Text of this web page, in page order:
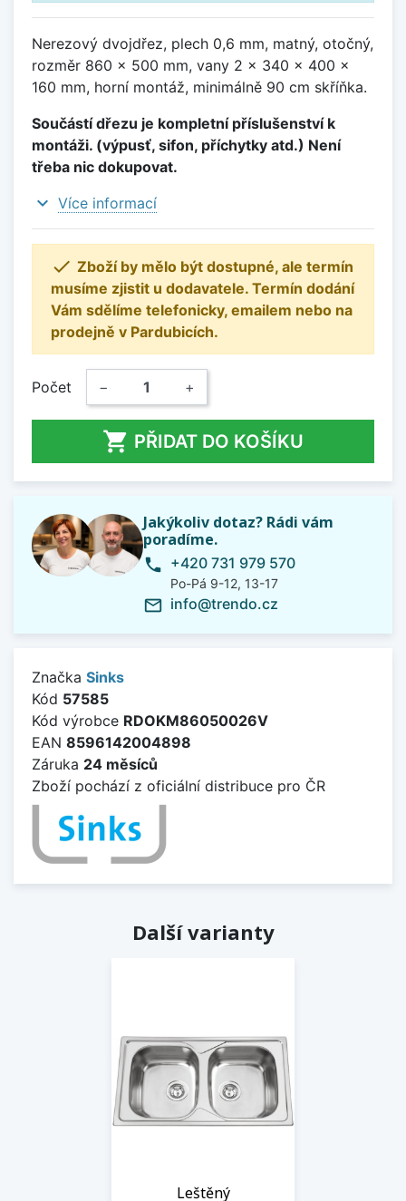
Nerezový dvojdřez, plech 0,6 mm, matný, otočný,
rozměr 860 x 500 mm, vany 2 x 340 x 400 x
160 mm, horní montáž, minimálně 90 cm skříňka.
Součástí dřezu je kompletní příslušenství k
montáži. (výpusť, sifon, příchytky atd.) Není
třeba nic dokupovat.
expand_more Více informací
 Zboží by mělo být dostupné, ale termín
musíme zjistit u dodavatele. Termín dodání
Vám sdělíme telefonicky, emailem nebo na
prodejně v Pardubicích.
Počet − +
 PŘIDAT DO KOŠÍKU
Jakýkoliv dotaz? Rádi vám
poradíme.
phone +420 731 979 570
Po-Pá 9-12, 13-17
mail_outline info@trendo.cz
Značka Sinks
Kód 57585
Kód výrobce RDOKM86050026V
EAN 8596142004898
Záruka 24 měsíců
Zboží pochází z oficiální distribuce pro ČR
Další varianty
Leštěný